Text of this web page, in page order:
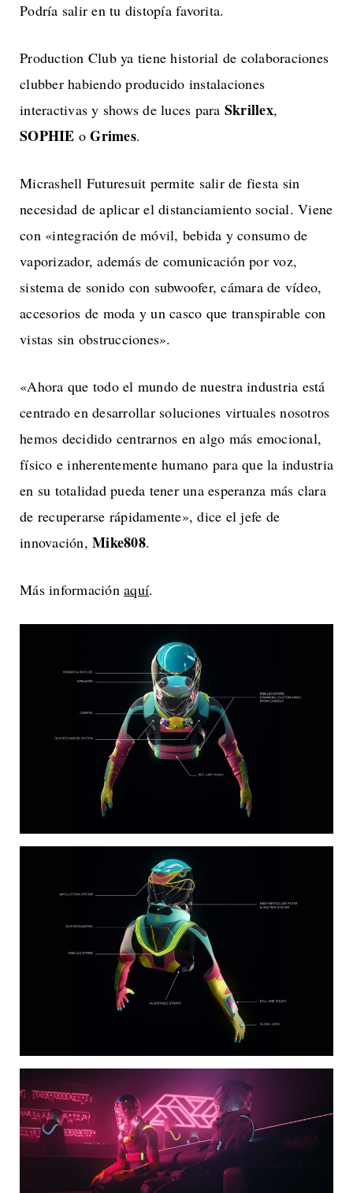
Podría salir en tu distopía favorita.
Production Club ya tiene historial de colaboraciones
clubber habiendo producido instalaciones
interactivas y shows de luces para Skrillex,
SOPHIE oGrimes.
Micrashell Futuresuit permite salir de fiesta sin
necesidad de aplicar el distanciamiento social. Viene
con «integración de móvil, bebida y consumo de
vaporizador, además de comunicación por voz,
sistema de sonido con subwoofer, cámara de vídeo,
accesorios de moda y un casco que transpirable con
vistas sin obstrucciones».
«Ahora que todo el mundo de nuestra industria está
centrado en desarrollar soluciones virtuales nosotros
hemos decidido centrarnos en algo más emocional,
físico e inherentemente humano para que la industria
en su totalidad pueda tener una esperanza más clara
de recuperarse rápidamente», dice el jefe de
innovación, Mike808.
Más información aquí.